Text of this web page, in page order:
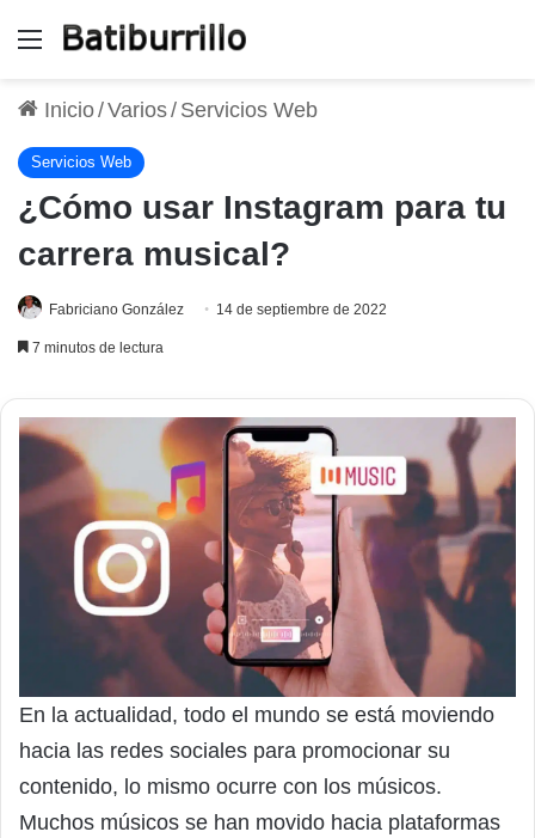
Menú
Inicio/Varios/ Servicios Web
Servicios Web
¿Cómo usar Instagram para tu
carrera musical?
Fabriciano González 14 de septiembre de 2022
7 minutos de lectura
En la actualidad, todo el mundo se está moviendo
hacia las redes sociales para promocionar su
contenido, lo mismo ocurre con los músicos.
Muchos músicos se han movido hacia plataformas